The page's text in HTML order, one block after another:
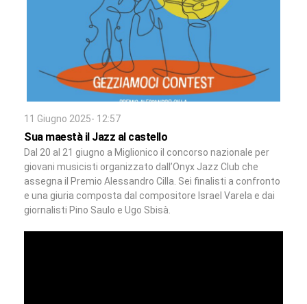
11 Giugno 2025- 12:57
Sua maestà il Jazz al castello
Dal 20 al 21 giugno a Miglionico il concorso nazionale per
giovani musicisti organizzato dall’Onyx Jazz Club che
assegna il Premio Alessandro Cilla. Sei finalisti a confronto
e una giuria composta dal compositore Israel Varela e dai
giornalisti Pino Saulo e Ugo Sbisà.